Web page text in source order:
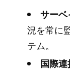
サー
況を常に
テム。
国際連